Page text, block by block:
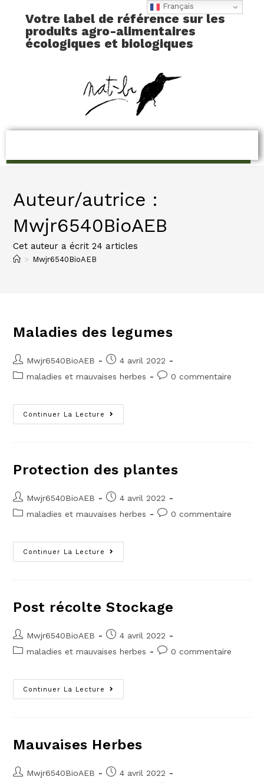
Votre label de référence sur les
produits agro-alimentaires
écologiques et biologiques
Auteur/autrice :
Mwjr6540BioAEB
Cet auteur a écrit 24 articles
> Mwjr6540BioAEB
Maladies des legumes
Mwjr6540BioAEB
4 avril 2022
maladies et mauvaises herbes
0 commentaire
Continuer La Lecture
Protection des plantes
Mwjr6540BioAEB
4 avril 2022
maladies et mauvaises herbes
0 commentaire
Continuer La Lecture
Post récolte Stockage
Mwjr6540BioAEB
4 avril 2022
maladies et mauvaises herbes
0 commentaire
Continuer La Lecture
Mauvaises Herbes
Mwjr6540BioAEB
4 avril 2022
Français